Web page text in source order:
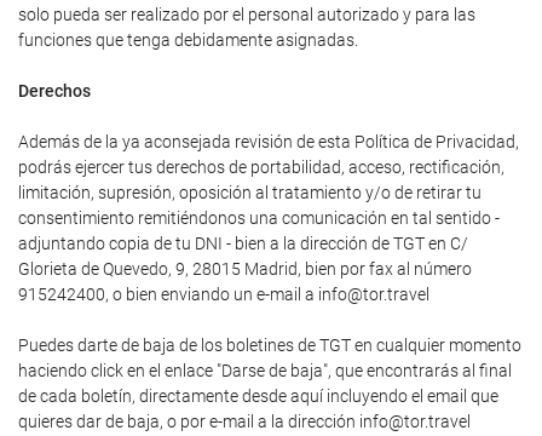
solo pueda ser realizado por el personal autorizado y para las
funciones que tenga debidamente asignadas.
Derechos
Además de la ya aconsejada revisión de esta Política de Privacidad,
podrás ejercer tus derechos de portabilidad, acceso, rectificación,
limitación, supresión, oposición al tratamiento y/o de retirar tu
consentimiento remitiéndonos una comunicación en tal sentido -
adjuntando copia de tu DNI - bien a la dirección de TGT en C/
Glorieta de Quevedo, 9, 28015 Madrid, bien por fax al número
915242400, o bien enviando un e-mail a info@tor.travel
Puedes darte de baja de los boletines de TGT en cualquier momento
haciendo click en el enlace "Darse de baja", que encontrarás al final
de cada boletín, directamente desde aquí incluyendo el email que
quieres dar de baja, o por e-mail a la dirección info@tor.travel